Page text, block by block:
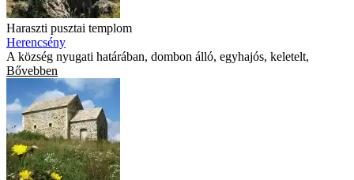
Haraszti pusztai templom
Herencsény
A község nyugati határában, dombon álló, egyhajós, keletelt,
Bővebben